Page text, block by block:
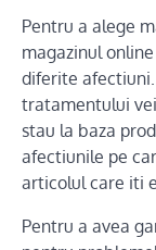
Pentru a alege
magazinul
diferite
tratamentului
stau la baza
afectiunile pe
articolul care iti
Pentru a avea